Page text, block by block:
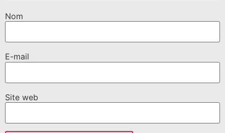
Nom
E-mail
Site web